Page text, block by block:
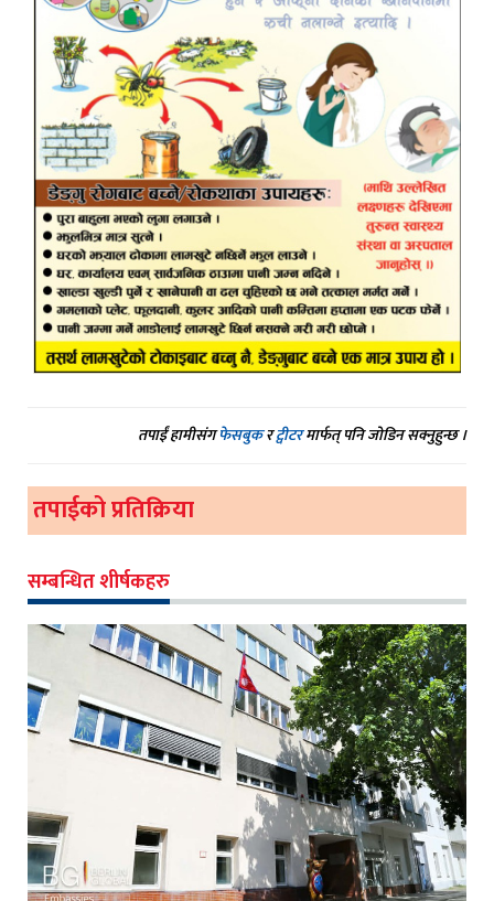
तपाईं हामीसंगफेसबुकरट्वीटरमार्फत् पनि जोडिन सक्नुहुन्छ ।
तपाईको प्रतिक्रिया
सम्बन्धित शीर्षकहरु